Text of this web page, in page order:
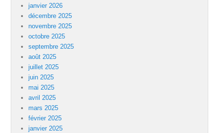
janvier 2026
décembre 2025
novembre 2025
octobre 2025
septembre 2025
août 2025
juillet 2025
juin 2025
mai 2025
avril 2025
mars 2025
février 2025
janvier 2025